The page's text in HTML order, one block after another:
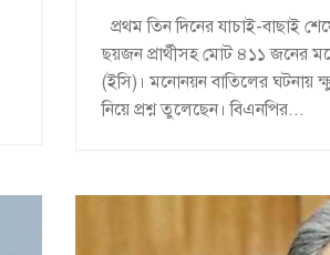
প্রথম তিন দিনের যাচাই-বাছাই
ছয়জন প্রার্থীসহ মোট ৪১১ জনের
(ইসি)। মনোনয়ন বাতিলের ঘটনায় ক্ষুব্ধ
নিয়ে প্রশ্ন তুলেছেন। বিএনপির...